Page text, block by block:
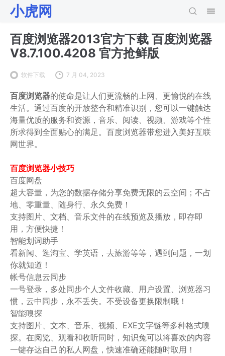
小虎网
百度浏览器2013官方下载 百度浏览器
V8.7.100.4208 官方抢鲜版
软件下载 7 月 04, 2023
百度浏览器的使命是让人们更流畅的上网、更愉悦的在线
生活。通过百度的开放整合和精准识别，您可以一键触达
海量优质的服务和资源，音乐、阅读、视频、游戏等个性
所求得到全面贴心的满足。百度浏览器带您进入美好互联
网世界。
百度浏览器小技巧
百度网盘
超大容量，为您的数据存储分享免费无限的云空间；不占
地、零重量、随身行、永久免费！
支持图片、文档、音乐文件的在线预览及播放，即存即
用，方便快捷！
智能划词助手
看新闻、逛淘宝、学英语，去旅游等等，遇到问题，一划
你就知道！
帐号信息云同步
一号登录，多处同步个人文件收藏、用户设置、浏览器习
惯，云中同步，永不丢失。不受设备更换限制哦！
智能嗅探
支持图片、文本、音乐、视频、EXE文字链等多种格式嗅
探。在阅览、观看和收听同时，知识兔可以将喜欢的内容
一键存达自己的私人网盘，快速准确还能随时取用！